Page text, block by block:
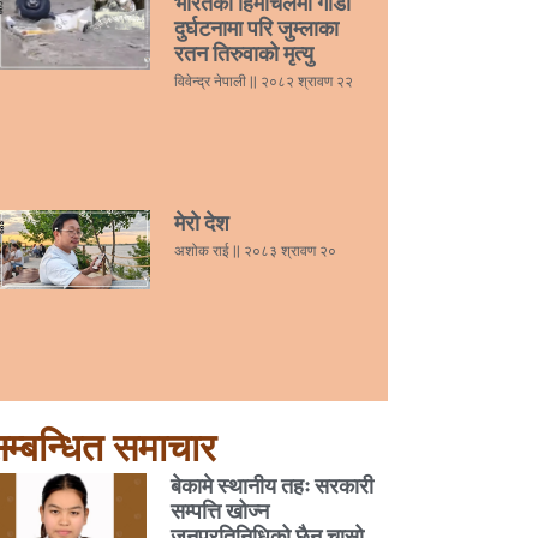
दुर्घटनामा परि जुम्लाका
रतन तिरुवाको मृत्यु
विवेन्द्र नेपाली २०८२ श्रावण २२
मेरो देश
अशोक राई २०८३ श्रावण २०
समाचार
बेकामे स्थानीय तहः सरकारी
सम्पत्ति खोज्न